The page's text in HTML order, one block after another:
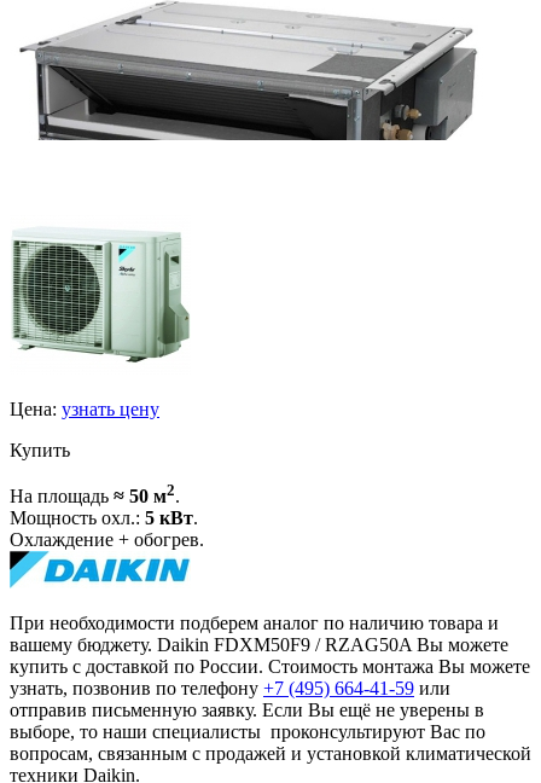
Цена: узнать цену
Купить
На площадь ≈ 50 м2.
Мощность охл.: 5 кВт.
Охлаждение + обогрев.
При необходимости подберем аналог по наличию товара и
вашему бюджету. Daikin FDXM50F9 / RZAG50A Вы можете
купить с доставкой по России. Стоимость монтажа Вы можете
узнать, позвонив по телефону +7 (495) 664-41-59 или
отправив письменную заявку. Если Вы ещё не уверены в
выборе, то наши специалисты проконсультируют Вас по
вопросам, связанным с продажей и установкой климатической
техники Daikin.